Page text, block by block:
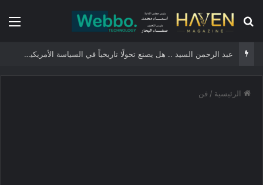
بحث عن
عبد الرحمن السيد .. هل يصنع تحولًا تاريخياً في السياسة الأمريكية أم يخوض مناورة انتخابية؟
الرئيسية / فن